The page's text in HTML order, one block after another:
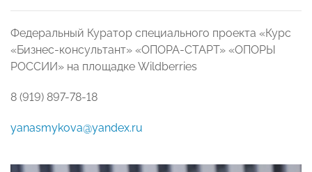
Федеральный Куратор специального проекта «Курс
«Бизнес-консультант» «ОПОРА-СТАРТ» «ОПОРЫ
РОССИИ» на площадке Wildberries
8 (919) 897-78-18
yanasmykova@yandex.ru